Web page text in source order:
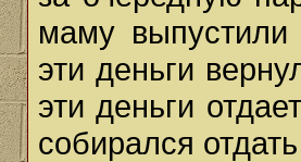
маму
эти деньги
эти деньги
собирался